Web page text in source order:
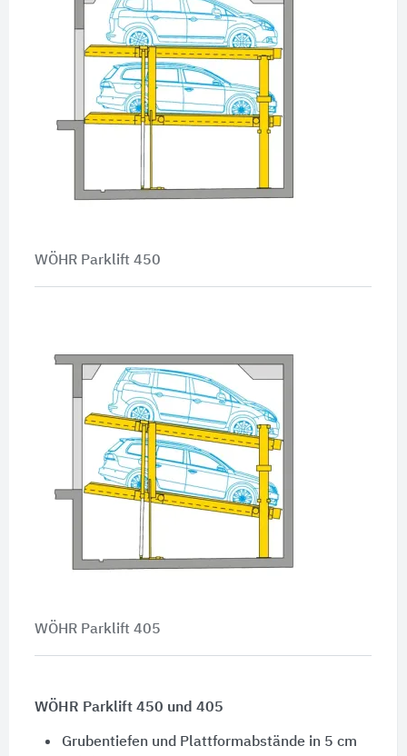
WÖHR Parklift 450
WÖHR Parklift 405
WÖHR Parklift 450 und 405
Grubentiefen und Plattformabstände in 5 cm